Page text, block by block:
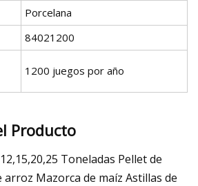
Porcelana
84021200
1200 juegos por año
Producto
Toneladas Pellet de
arroz Mazorca de maíz Astillas de